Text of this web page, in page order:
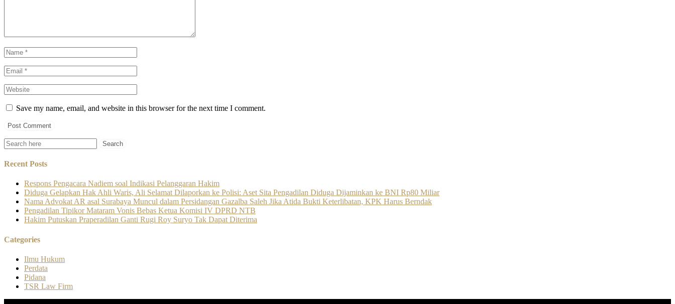
Save my name, email, and website in this browser for the next time I comment.
Recent Posts
Respons Pengacara Nadiem soal Indikasi Pelanggaran Hakim
Diduga Gelapkan Hak Ahli Waris, Ali Selamat Dilaporkan ke Polisi: Aset Sita Pengadilan Diduga Dijaminkan ke BNI Rp80 Miliar
Nama Advokat AR asal Surabaya Muncul dalam Persidangan Gazalba Saleh Jika Atida Bukti Keterlibatan, KPK Harus Berndak
Pengadilan Tipikor Mataram Vonis Bebas Ketua Komisi IV DPRD NTB
Hakim Putuskan Praperadilan Ganti Rugi Roy Suryo Tak Dapat Diterima
Categories
Ilmu Hukum
Perdata
Pidana
TSR Law Firm